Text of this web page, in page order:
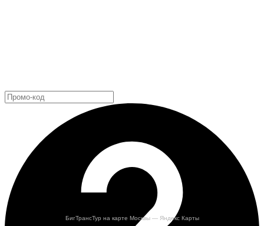
БигТрансТур на карте Москвы — Яндекс Карты